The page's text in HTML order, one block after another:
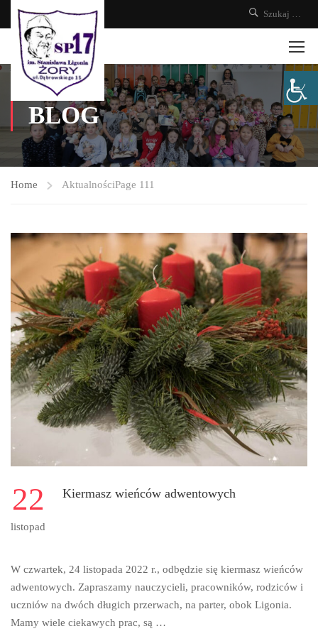
BLOG
Home AktualnościPage 111
22
listopad
Kiermasz wieńców adwentowych
W czwartek, 24 listopada 2022 r., odbędzie się kiermasz wieńców
adwentowych. Zapraszamy nauczycieli, pracowników, rodziców i
uczniów na dwóch długich przerwach, na parter, obok Ligonia.
Mamy wiele ciekawych prac, są …